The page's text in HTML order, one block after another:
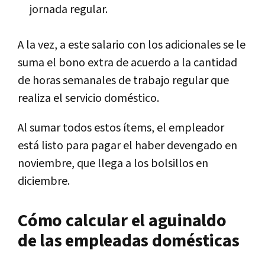
jornada regular.
A la vez, a este salario con los adicionales se le
suma el bono extra de acuerdo a la cantidad
de horas semanales de trabajo regular que
realiza el servicio doméstico.
Al sumar todos estos ítems, el empleador
está listo para pagar el haber devengado en
noviembre, que llega a los bolsillos en
diciembre.
Cómo calcular el aguinaldo
de las empleadas domésticas